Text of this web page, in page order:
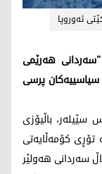
ئەوروپا
"سەردانی هەرێمی
پرسی
شوباتی 2024) تۆماس سێیلەر، باڵیۆزی
تۆڕی کۆمەڵایەتی
سەردانی هەولێر